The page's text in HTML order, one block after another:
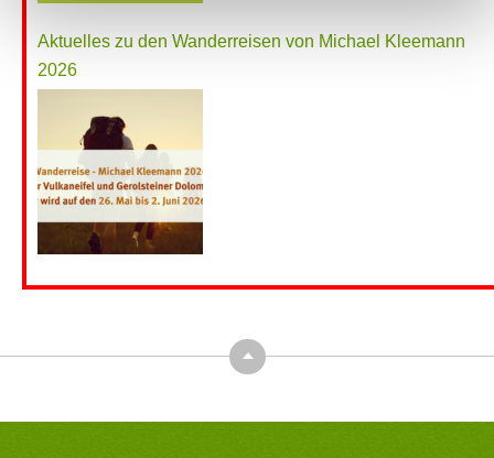
Aktuelles zu den Wanderreisen von Michael Kleemann
2026
Top